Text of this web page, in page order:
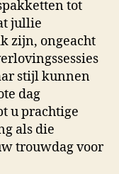
tot
jullie
zijn, ongeacht
stijl kunnen
dag
u prachtige
als die
trouwdag voor